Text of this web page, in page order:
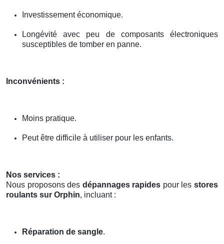
Investissement économique.
Longévité avec peu de composants électroniques
susceptibles de tomber en panne.
Inconvénients :
Moins pratique.
Peut être difficile à utiliser pour les enfants.
Nos services :
Nous proposons des dépannages rapides pour lesstores
roulants sur Orphin, incluant :
Réparation de sangle.